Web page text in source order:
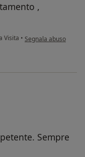
,
Visita • secondo l'opinione
Segnala abuso
Sempre